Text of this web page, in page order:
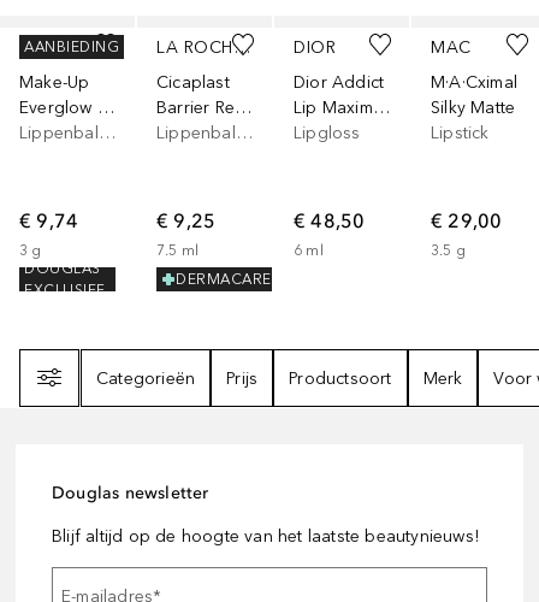
DOUGLAS COLLECTION
Make-Up
Everglow Lip Balm
Lippenbalsem
€ 9,74
3 g
DOUGLAS
EXCLUSIEF
AANBIEDING
LA ROCHE-POSAY
Cicaplast
Barrier Repairing Lip Balm
Lippenbalsem
€ 9,25
7.5 ml
DERMACARE
DIOR
Dior Addict
Lip Maximizer
Lipgloss
€ 48,50
6 ml
MAC
M·A·Cximal
Silky Matte
Lipstick
€ 29,00
3.5 g
Categorieën
Prijs Productsoort Merk Voor
Douglas newsletter
Blijf altijd op de hoogte van het laatste beautynieuws!
E-mailadres*